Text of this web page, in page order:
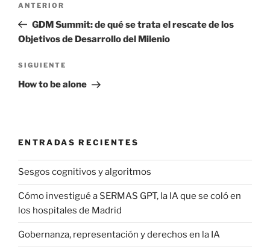
entradas
Entrada
anterior:
ANTERIOR
GDM Summit: de qué se trata el rescate de los
Objetivos de Desarrollo del Milenio
Siguiente
entrada
SIGUIENTE
How to be alone
ENTRADAS RECIENTES
Sesgos cognitivos y algoritmos
Cómo investigué a SERMAS GPT, la IA que se coló en
los hospitales de Madrid
Gobernanza, representación y derechos en la IA